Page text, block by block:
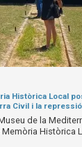
Històrica Local
Civil i la
de la
Històrica